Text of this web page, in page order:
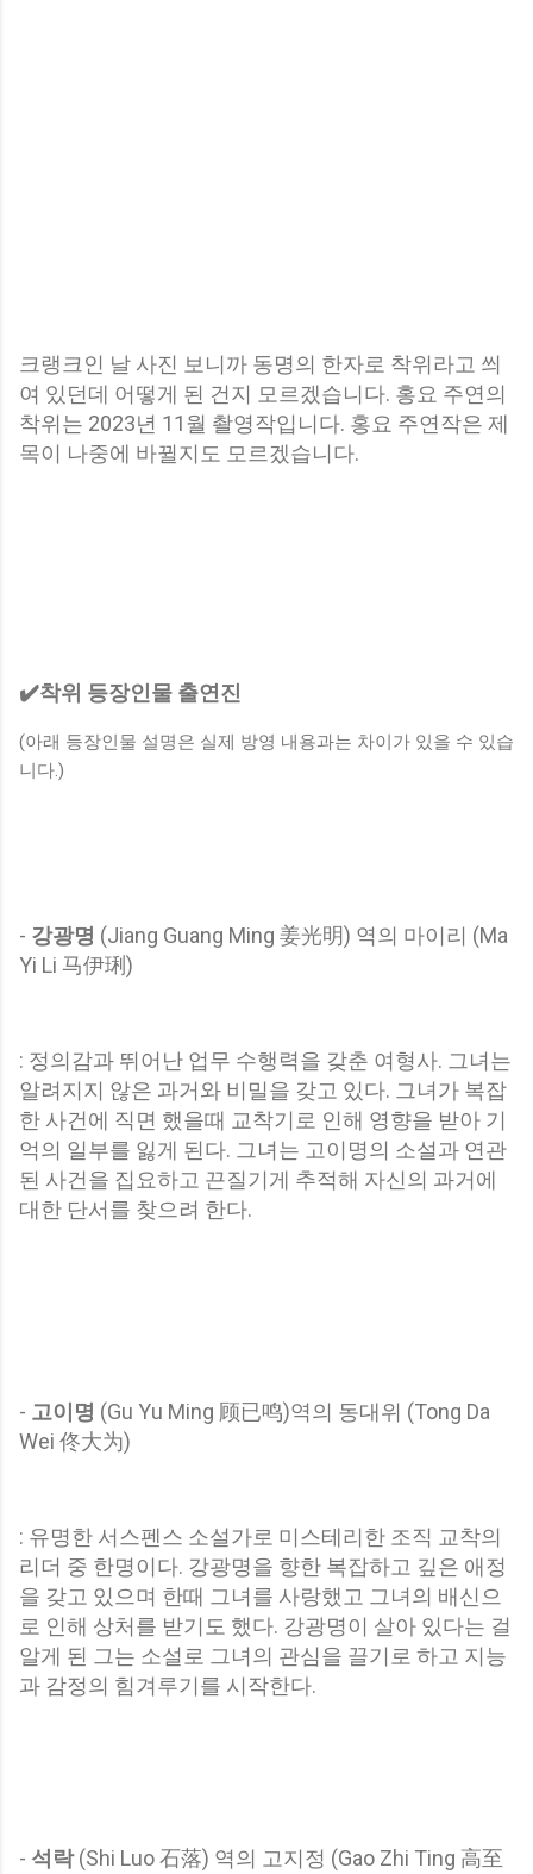
크랭크인 날 사진 보니까 동명의 한자로 착위라고 씌
여 있던데 어떻게 된 건지 모르겠습니다. 홍요 주연의
착위는 2023년 11월 촬영작입니다. 홍요 주연작은 제
목이 나중에 바뀔지도 모르겠습니다.
✔️착위 등장인물 출연진
(아래 등장인물 설명은 실제 방영 내용과는 차이가 있을 수 있습
니다.)
- 강광명 (Jiang Guang Ming 姜光明) 역의 마이리 (Ma
Yi Li 马伊琍)
: 정의감과 뛰어난 업무 수행력을 갖춘 여형사. 그녀는
알려지지 않은 과거와 비밀을 갖고 있다. 그녀가 복잡
한 사건에 직면 했을때 교착기로 인해 영향을 받아 기
억의 일부를 잃게 된다. 그녀는 고이명의 소설과 연관
된 사건을 집요하고 끈질기게 추적해 자신의 과거에
대한 단서를 찾으려 한다.
- 고이명 (Gu Yu Ming 顾已鸣)역의 동대위 (Tong Da
Wei 佟大为)
: 유명한 서스펜스 소설가로 미스테리한 조직 교착의
리더 중 한명이다. 강광명을 향한 복잡하고 깊은 애정
을 갖고 있으며 한때 그녀를 사랑했고 그녀의 배신으
로 인해 상처를 받기도 했다. 강광명이 살아 있다는 걸
알게 된 그는 소설로 그녀의 관심을 끌기로 하고 지능
과 감정의 힘겨루기를 시작한다.
- 석락(Shi Luo 石落) 역의 고지정 (Gao Zhi Ting 高至